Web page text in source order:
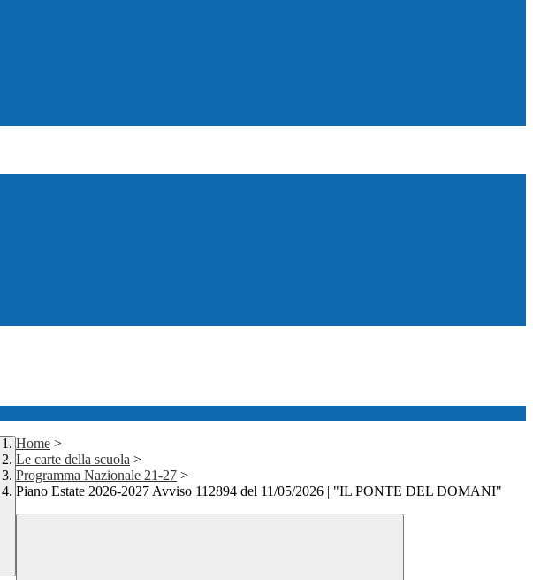
Home >
Le carte della scuola >
Programma Nazionale 21-27 >
Piano Estate 2026-2027 Avviso 112894 del 11/05/2026 | "IL PONTE DEL DOMANI"